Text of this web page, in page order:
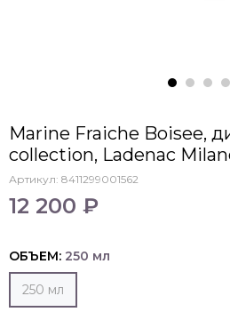
Marine Fraiche Boisee,
collection, Ladenac
Артикул: 8411299001562
12 200 ₽
ОБЪЕМ: 250 мл
250 мл